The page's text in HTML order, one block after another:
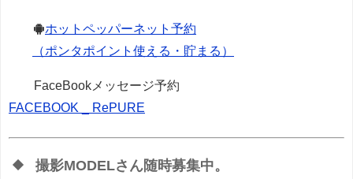
ホットペッパーネット予約
（ポンタポイント使える・貯まる）
FaceBookメッセージ予約
FACEBOOK _ RePURE
撮影MODELさん随時募集中。